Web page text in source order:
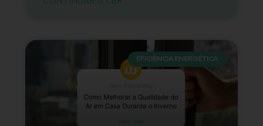
EFICIÊNCIA ENERGÉTICA